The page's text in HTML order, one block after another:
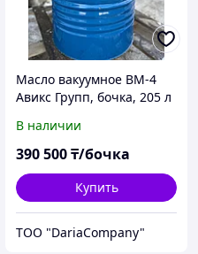
Масло вакуумное ВМ-4
Авикс Групп, бочка, 205 л
В наличии
390 500₸/бочка
Купить
TOO "DariaCompany"